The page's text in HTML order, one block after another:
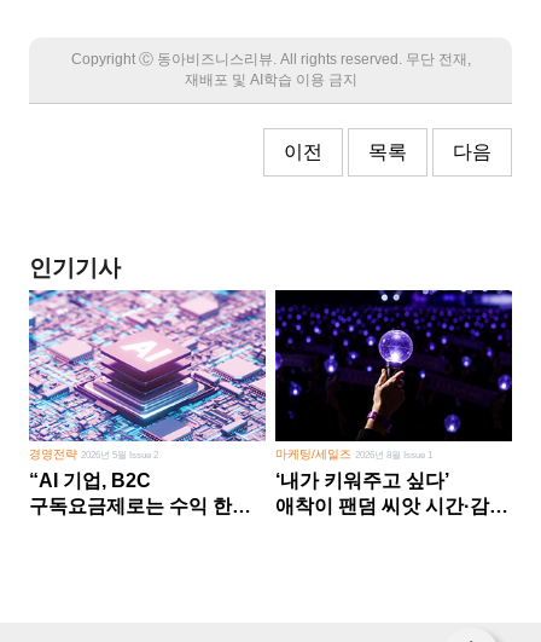
Copyright Ⓒ 동아비즈니스리뷰. All rights reserved. 무단 전재,
재배포 및 AI학습 이용 금지
이전 목록 다음
인기기사
경영전략2026년 5월 Issue 2
“AI 기업, B2C
구독요금제로는 수익 한계
마케팅/세일즈 2026년 8월 Issue 1
‘내가 키워주고 싶다’
애착이 팬덤 씨앗 시간·감정